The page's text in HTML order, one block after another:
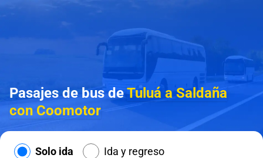
Pasajes de bus deTuluá a Saldaña
con Coomotor
Solo ida Ida y regreso